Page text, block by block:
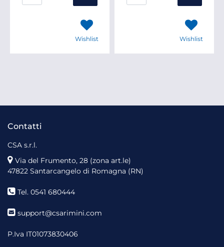
Wishlist Wishlist
Contatti
CSA s.r.l.
Via del Frumento, 28 (zona art.le)
47822 Santarcangelo di Romagna (RN)
Tel. 0541 680444
support@csarimini.com
P.Iva IT01073830406